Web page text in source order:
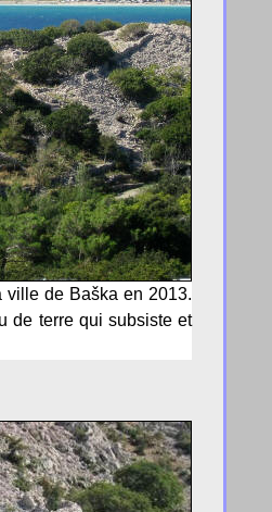
ville de Baška en 2013.
de terre qui subsiste et